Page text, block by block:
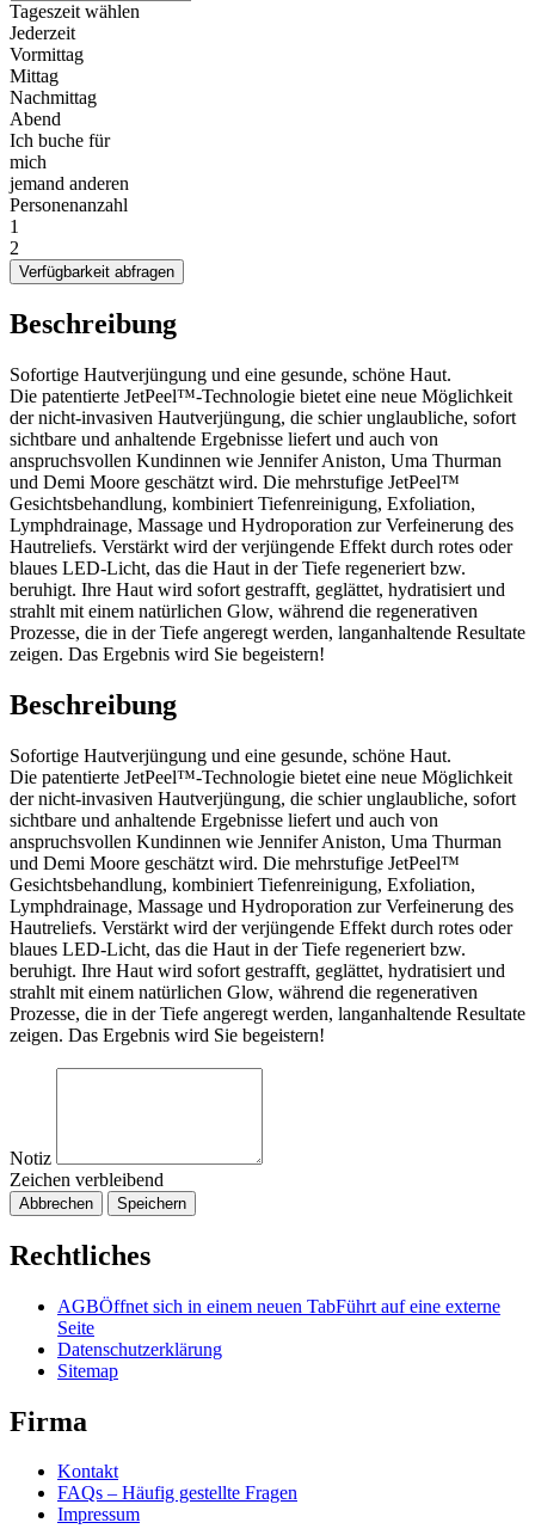
Tageszeit wählen
Jederzeit
Vormittag
Mittag
Nachmittag
Abend
Ich buche für
mich
jemand anderen
Personenanzahl
1
2
Verfügbarkeit abfragen
Beschreibung
Sofortige Hautverjüngung und eine gesunde, schöne Haut.
Die patentierte JetPeel™-Technologie bietet eine neue Möglichkeit
der nicht-invasiven Hautverjüngung, die schier unglaubliche, sofort
sichtbare und anhaltende Ergebnisse liefert und auch von
anspruchsvollen Kundinnen wie Jennifer Aniston, Uma Thurman
und Demi Moore geschätzt wird. Die mehrstufige JetPeel™
Gesichtsbehandlung, kombiniert Tiefenreinigung, Exfoliation,
Lymphdrainage, Massage und Hydroporation zur Verfeinerung des
Hautreliefs. Verstärkt wird der verjüngende Effekt durch rotes oder
blaues LED-Licht, das die Haut in der Tiefe regeneriert bzw.
beruhigt. Ihre Haut wird sofort gestrafft, geglättet, hydratisiert und
strahlt mit einem natürlichen Glow, während die regenerativen
Prozesse, die in der Tiefe angeregt werden, langanhaltende Resultate
zeigen. Das Ergebnis wird Sie begeistern!
Beschreibung
Sofortige Hautverjüngung und eine gesunde, schöne Haut.
Die patentierte JetPeel™-Technologie bietet eine neue Möglichkeit
der nicht-invasiven Hautverjüngung, die schier unglaubliche, sofort
sichtbare und anhaltende Ergebnisse liefert und auch von
anspruchsvollen Kundinnen wie Jennifer Aniston, Uma Thurman
und Demi Moore geschätzt wird. Die mehrstufige JetPeel™
Gesichtsbehandlung, kombiniert Tiefenreinigung, Exfoliation,
Lymphdrainage, Massage und Hydroporation zur Verfeinerung des
Hautreliefs. Verstärkt wird der verjüngende Effekt durch rotes oder
blaues LED-Licht, das die Haut in der Tiefe regeneriert bzw.
beruhigt. Ihre Haut wird sofort gestrafft, geglättet, hydratisiert und
strahlt mit einem natürlichen Glow, während die regenerativen
Prozesse, die in der Tiefe angeregt werden, langanhaltende Resultate
zeigen. Das Ergebnis wird Sie begeistern!
Notiz
Zeichen verbleibend
Abbrechen Speichern
Rechtliches
AGBÖffnet sich in einem neuen TabFührt auf eine externe
Seite
Datenschutzerklärung
Sitemap
Firma
Kontakt
FAQs – Häufig gestellte Fragen
Impressum